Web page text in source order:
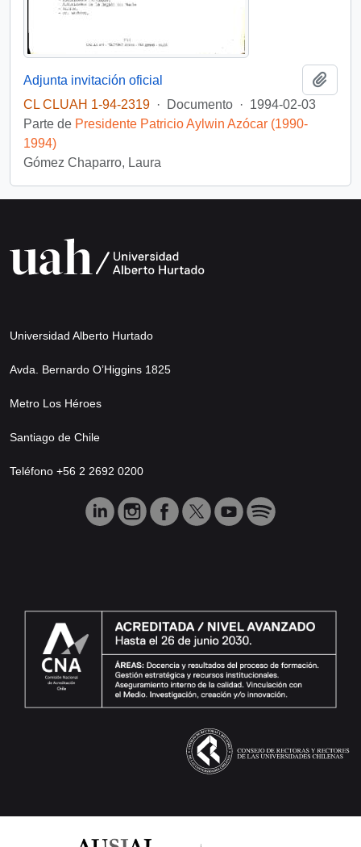
Adjunta invitación oficial
CL CLUAH 1-94-2319 · Documento · 1994-02-03
Parte de Presidente Patricio Aylwin Azócar (1990-
1994)
Gómez Chaparro, Laura
Universidad Alberto Hurtado
Avda. Bernardo O’Higgins 1825
Metro Los Héroes
Santiago de Chile
Teléfono +56 2 2692 0200